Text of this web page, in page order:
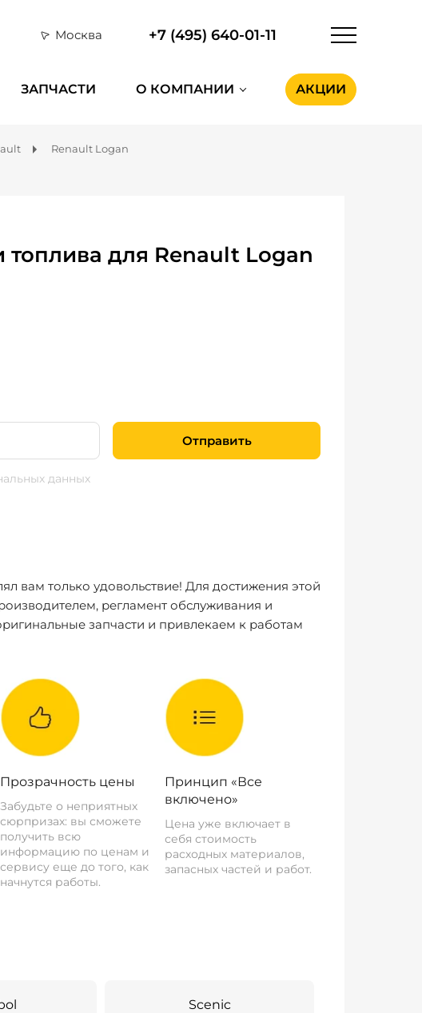
Москва +7 (495) 640-01-11
ЗАПЧАСТИ О КОМПАНИИ АКЦИИ
Renault Logan
для Renault Logan
Отправить
данных
вам только удовольствие! Для достижения этой
регламент обслуживания и
запчасти и привлекаем к работам
Прозрачность цены
Забудьте о неприятных
сюрпризах: вы сможете
получить всю
информацию по ценам и
сервису еще до того, как
начнутся работы.
Принцип «Все
включено»
Цена уже включает в
себя стоимость
расходных материалов,
запасных частей и работ.
Scenic